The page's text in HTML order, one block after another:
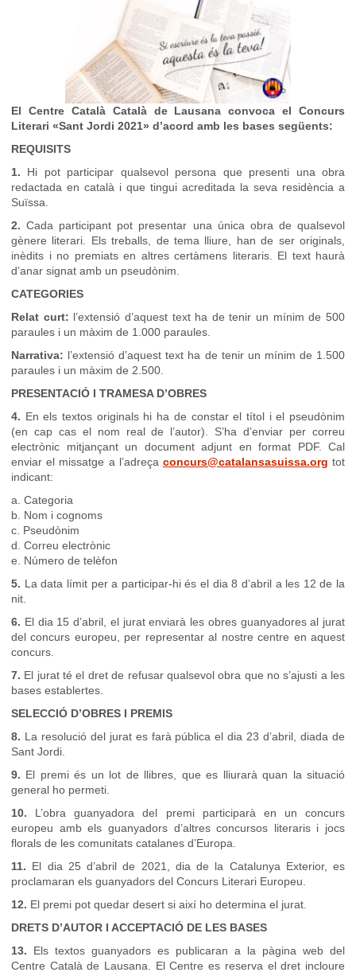
El Centre Català Català de Lausana convoca el Concurs
Literari «Sant Jordi 2021» d’acord amb les bases següents:
REQUISITS
1. Hi pot participar qualsevol persona que presenti una obra
redactada en català i que tingui acreditada la seva residència a
Suïssa.
2.Cada participant pot presentar una única obra de qualsevol
gènere literari. Els treballs, de tema lliure, han de ser originals,
inèdits i no premiats en altres certàmens literaris. El text haurà
d’anar signat amb un pseudònim.
CATEGORIES
Relat curt: l’extensió d’aquest text ha de tenir un mínim de 500
paraules i un màxim de 1.000 paraules.
Narrativa: l’extensió d’aquest text ha de tenir un mínim de 1.500
paraules i un màxim de 2.500.
PRESENTACIÓ I TRAMESA D’OBRES
4. En els textos originals hi ha de constar el títol i el pseudònim
(en cap cas el nom real de l’autor). S’ha d’enviar per correu
electrònic mitjançant un document adjunt en format PDF. Cal
enviar el missatge a l’adreça concurs@catalansasuissa.org tot
indicant:
a. Categoria
b. Nom i cognoms
c. Pseudònim
d. Correu electrònic
e. Número de telèfon
5. La data límit per a participar-hi és el dia 8 d’abril a les 12 de la
nit.
6. El dia 15 d’abril, el jurat enviarà les obres guanyadores al jurat
del concurs europeu, per representar al nostre centre en aquest
concurs.
7. El jurat té el dret de refusar qualsevol obra que no s’ajusti a les
bases establertes.
SELECCIÓ D’OBRES I PREMIS
8. La resolució del jurat es farà pública el dia 23 d’abril, diada de
Sant Jordi.
9. El premi és un lot de llibres, que es lliurarà quan la situació
general ho permeti.
10. L’obra guanyadora del premi participarà en un concurs
europeu amb els guanyadors d’altres concursos literaris i jocs
florals de les comunitats catalanes d’Europa.
11. El dia 25 d’abril de 2021, dia de la Catalunya Exterior, es
proclamaran els guanyadors del Concurs Literari Europeu.
12. El premi pot quedar desert si així ho determina el jurat.
DRETS D’AUTOR I ACCEPTACIÓ DE LES BASES
13. Els textos guanyadors es publicaran a la pàgina web del
Centre Català de Lausana. El Centre es reserva el dret incloure